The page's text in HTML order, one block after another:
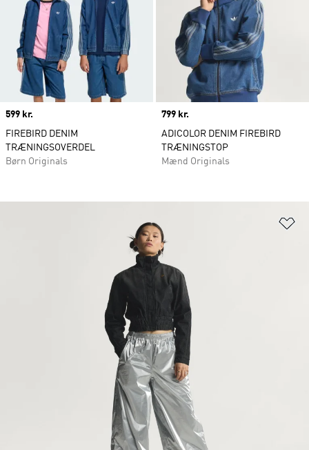
Price
599 kr.
FIREBIRD DENIM
TRÆNINGSOVERDEL
Børn Originals
Price
799 kr.
ADICOLOR DENIM FIREBIRD
TRÆNINGSTOP
Mænd Originals